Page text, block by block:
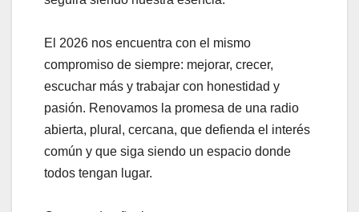
El 2026 nos encuentra con el mismo
compromiso de siempre: mejorar, crecer,
escuchar más y trabajar con honestidad y
pasión. Renovamos la promesa de una radio
abierta, plural, cercana, que defienda el interés
común y que siga siendo un espacio donde
todos tengan lugar.